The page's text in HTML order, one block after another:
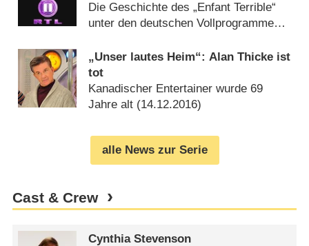
bis „Kampf der Realitystars“
Die Geschichte des „Enfant Terrible“
unter den deutschen Vollprogrammen
„Unser lautes Heim“: Alan Thicke ist
tot
Kanadischer Entertainer wurde 69
Jahre alt (14.12.2016)
alle News zur Serie
Cast & Crew
Cynthia Stevenson